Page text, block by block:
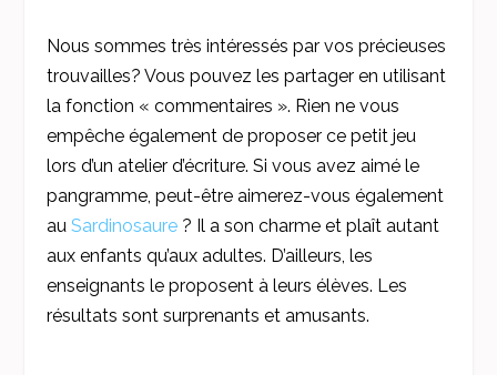
Nous sommes très intéressés par vos précieuses
trouvailles? Vous pouvez les partager en utilisant
la fonction « commentaires ». Rien ne vous
empêche également de proposer ce petit jeu
lors d’un atelier d’écriture. Si vous avez aimé le
pangramme, peut-être aimerez-vous également
auSardinosaure ? Il a son charme et plaît autant
aux enfants qu’aux adultes. D’ailleurs, les
enseignants le proposent à leurs élèves. Les
résultats sont surprenants et amusants.